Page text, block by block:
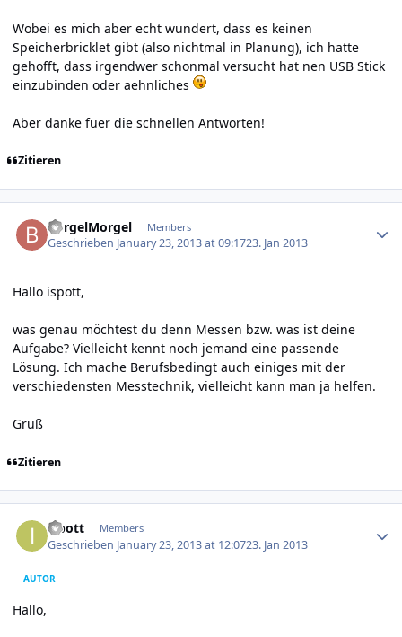
Wobei es mich aber echt wundert, dass es keinen
Speicherbricklet gibt (also nichtmal in Planung), ich hatte
gehofft, dass irgendwer schonmal versucht hat nen USB Stick
einzubinden oder aehnliches
Aber danke fuer die schnellen Antworten!
Zitieren
BorgelMorgel Members
Geschrieben January 23, 2013 at 09:1723. Jan 2013
Hallo ispott,
was genau möchtest du denn Messen bzw. was ist deine
Aufgabe? Vielleicht kennt noch jemand eine passende
Lösung. Ich mache Berufsbedingt auch einiges mit der
verschiedensten Messtechnik, vielleicht kann man ja helfen.
Gruß
Zitieren
ispott Members
Geschrieben January 23, 2013 at 12:0723. Jan 2013
AUTOR
Hallo,